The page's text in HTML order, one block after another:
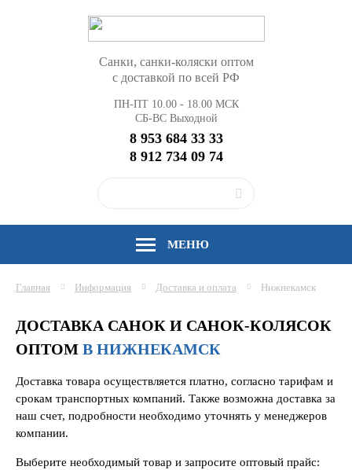
Санки, санки-коляски оптом
с доставкой по всей РФ
ПН-ПТ 10.00 - 18.00 МСК
СБ-ВС Выходной
8 953 684 33 33
8 912 734 09 74
МЕНЮ
Главная Информация Доставка и оплата Нижнекамск
ДОСТАВКА САНОК И САНОК-КОЛЯСОК
ОПТОМ В НИЖНЕКАМСК
Доставка товара осуществляется платно, согласно тарифам и
срокам транспортных компаний. Также возможна доставка за
наш счет, подробности необходимо уточнять у менеджеров
компании.
Выберите необходимый товар и запросите оптовый прайс: